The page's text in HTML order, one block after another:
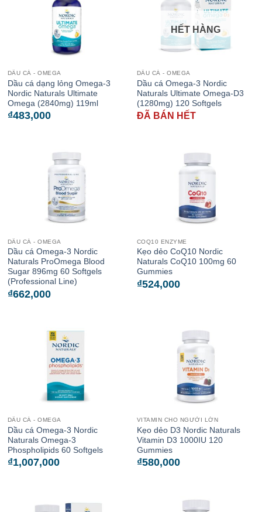
DẦU CÁ - OMEGA
Dầu cá dạng lỏng Omega-3
Nordic Naturals Ultimate
Omega (2840mg) 119ml
₫483,000
HẾT HÀNG
DẦU CÁ - OMEGA
Dầu cá Omega-3 Nordic
Naturals Ultimate Omega-D3
(1280mg) 120 Softgels
ĐÃ BÁN HẾT
DẦU CÁ - OMEGA
Dầu cá Omega-3 Nordic
Naturals ProOmega Blood
Sugar 896mg 60 Softgels
(Professional Line)
₫662,000
COQ10 ENZYME
Kẹo dẻo CoQ10 Nordic
Naturals CoQ10 100mg 60
Gummies
₫524,000
DẦU CÁ - OMEGA
Dầu cá Omega-3 Nordic
Naturals Omega-3
Phospholipids 60 Softgels
₫1,007,000
VITAMIN CHO NGƯỜI LỚN
Kẹo dẻo D3 Nordic Naturals
Vitamin D3 1000IU 120
Gummies
₫580,000